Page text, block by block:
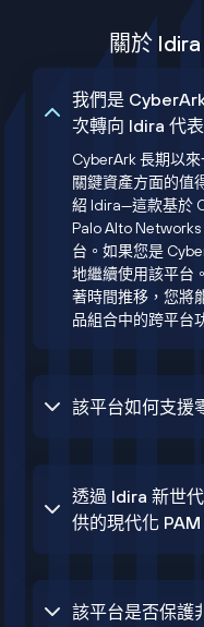
關於
我們是
次轉向 Idira 代
CyberArk 長期以
關鍵資產方面的值
紹 Idira—這款基於
Palo Alto
台。如果您是
地繼續使用該平台
著時間推移，您將
品組合中的跨平台
該平台如何支援
透過 Idira 新世
供的現代化
該平台是否保護